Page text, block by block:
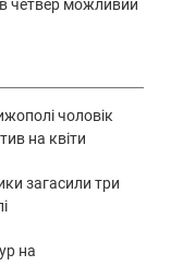
четвер можливий
чоловік
на квіти
загасили три
на